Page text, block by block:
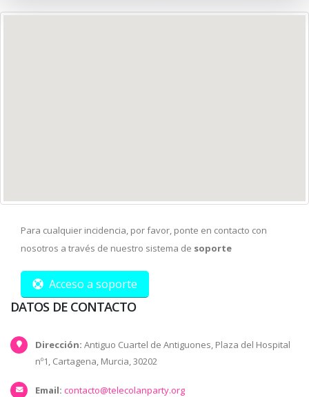
Para cualquier incidencia, por favor, ponte en contacto con
nosotros a través de nuestro sistema de soporte
Acceso a soporte
DATOS DE CONTACTO
Dirección: Antiguo Cuartel de Antiguones, Plaza del Hospital
nº1, Cartagena, Murcia, 30202
Email: contacto@telecolanparty.org